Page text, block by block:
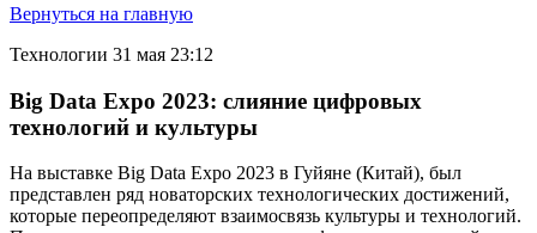
Вернуться на главную
Технологии 31 мая 23:12
Big Data Expo 2023: слияние цифровых
технологий и культуры
На выставке Big Data Expo 2023 в Гуйяне (Китай), был
представлен ряд новаторских технологических достижений,
которые переопределяют взаимосвязь культуры и технологий.